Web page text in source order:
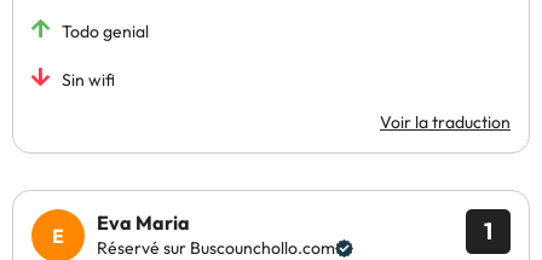
Todo genial
Sin wifi
Voir la traduction
1
Eva Maria
Réservé sur Buscounchollo.com